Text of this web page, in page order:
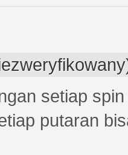
setiap
putaran